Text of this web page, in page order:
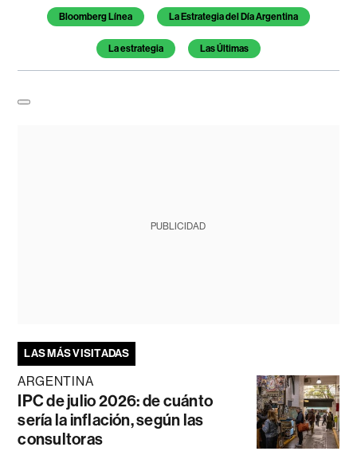
Bloomberg Línea La Estrategia del Día Argentina
La estrategia Las Últimas
PUBLICIDAD
LAS MÁS VISITADAS
ARGENTINA
IPC de julio 2026: de cuánto
sería la inflación, según las
consultoras